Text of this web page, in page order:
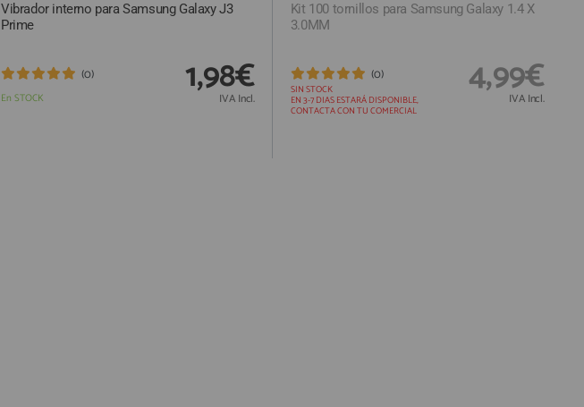
Vibrador interno para Samsung Galaxy J3
Prime
En STOCK
(0) 1,98€
IVA Incl.
Kit 100 tornillos para Samsung Galaxy 1.4 X
3.0MM
SIN STOCK
EN 3-7 DIAS ESTARÁ DISPONIBLE,
CONTACTA CON TU COMERCIAL
(0) 4,99€
IVA Incl.